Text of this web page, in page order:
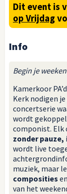
Dit event is
op Vrijdag
Info
Begin je
Kamerkoor
Kerk nodigen
concertserie
wordt
componist. Elk
zonder pauze,
wordt live
muziek, maar
composities
van het